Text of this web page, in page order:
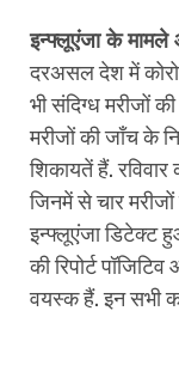
इन्फ्लूएंजा के
दरअसल देश में
भी संदिग्ध मरीजों
मरीजों की जाँच के
शिकायतें हैं.
जिनमें से चार मरीजों
इन्फ्लूएंजा डिटेक्ट
की रिपोर्ट
वयस्क हैं. इन सभी